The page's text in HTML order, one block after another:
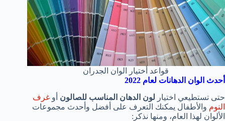
قواعد أختيار الوان الجدران
أحدث الوان الدهانات لعام 2022
حتى تستطيعي اختيار لون الدهان المناسب للصالون أو غرف
النوم والأطفال يمكنك التعرف على أفضل وأحدث مجموعات
الألوان لهذا العام، ومنها نذكر: